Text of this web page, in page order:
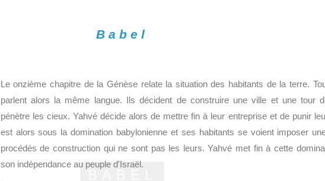
BABEL
Babel
Le onzième chapitre de la Génèse relate la situation des habitants de la terre.
parlent alors la même langue. Ils décident de construire une ville et une tour
pénètre les cieux. Yahvé décide alors de mettre fin à leur entreprise et de punir
est alors sous la domination babylonienne et ses habitants se voient imposer
procédés de construction qui ne sont pas les leurs. Yahvé met fin à cette
son indépendance au peuple d'Israël.